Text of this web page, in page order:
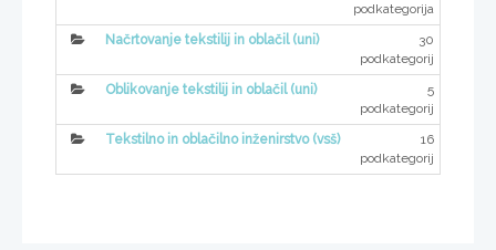
podkategorija
Načrtovanje tekstilij in oblačil (uni)
30
podkategorij
Oblikovanje tekstilij in oblačil (uni)
5
podkategorij
Tekstilno in oblačilno inženirstvo (vsš)
16
podkategorij